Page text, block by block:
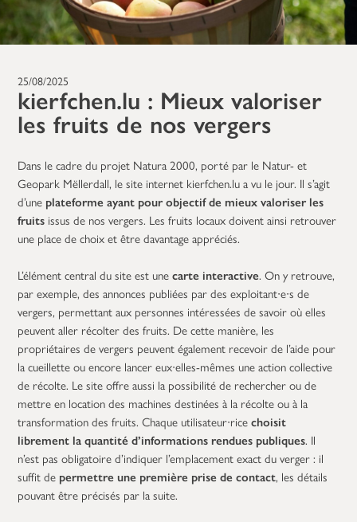
25/08/2025
kierfchen.lu : Mieux valoriser
les fruits de nos vergers
Dans le cadre du projet Natura 2000, porté par le Natur- et
Geopark Mëllerdall, le site internet kierfchen.lu a vu le jour. Il s’agit
d’une plateforme ayant pour objectif de mieux valoriser les
fruits issus de nos vergers. Les fruits locaux doivent ainsi retrouver
une place de choix et être davantage appréciés.
L’élément central du site est unecarte interactive. On y retrouve,
par exemple, des annonces publiées par des exploitant∙e∙s de
vergers, permettant aux personnes intéressées de savoir où elles
peuvent aller récolter des fruits. De cette manière, les
propriétaires de vergers peuvent également recevoir de l’aide pour
la cueillette ou encore lancer eux∙elles-mêmes une action collective
de récolte. Le site offre aussi la possibilité de rechercher ou de
mettre en location des machines destinées à la récolte ou à la
transformation des fruits. Chaque utilisateur∙ricechoisit
librement la quantité d’informations rendues publiques. Il
n’est pas obligatoire d’indiquer l’emplacement exact du verger : il
suffit de permettre une première prise de contact, les détails
pouvant être précisés par la suite.